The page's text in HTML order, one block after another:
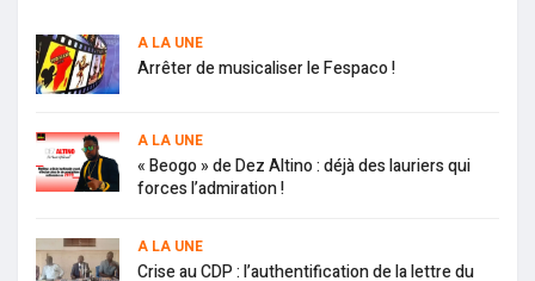
A LA UNE
Arrêter de musicaliser le Fespaco !
A LA UNE
« Beogo » de Dez Altino : déjà des lauriers qui
forces l’admiration !
A LA UNE
Crise au CDP : l’authentification de la lettre du